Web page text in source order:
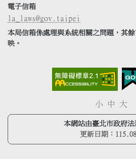
電子信箱
la_laws@gov.taipei
本局信箱係處理與系統相關之問題，其
映。
小 中 大
本網站由臺北市政府
更新日期：